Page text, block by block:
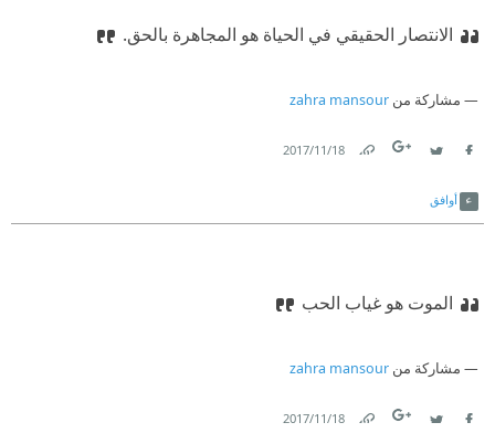
الانتصار الحقيقي في الحياة هو المجاهرة بالحق.
مشاركة من zahra mansour
18‏/11‏/2017
أوافق
الموت هو غياب الحب
مشاركة من zahra mansour
18‏/11‏/2017